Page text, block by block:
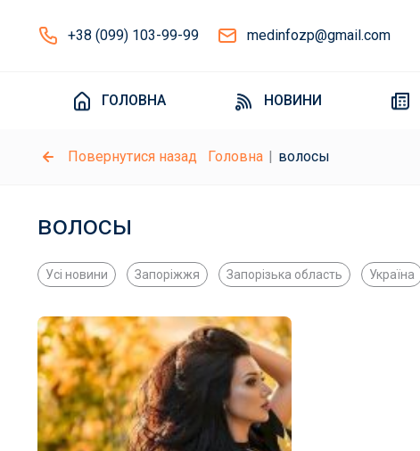
+38 (099) 103-99-99 medinfozp@gmail.com
ГОЛОВНА НОВИНИ
Повернутися назад Головна волосы
волосы
Усі новини Запоріжжя Запорізька область Україна